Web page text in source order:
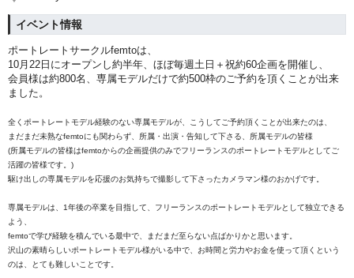
イベント情報
ポートレートサークルfemtoは、
10月22日にオープンし約半年、ほぼ毎週土日＋祝約60企画を開催し、
会員様は約800名、専属モデルだけで約500枠のご予約を頂くことが出来
ました。
全くポートレートモデル経験のない専属モデルが、こうしてご予約頂くことが出来たのは、
まだまだ未熟なfemtoにも関わらず、所属・出演・告知して下さる、所属モデルの皆様
(所属モデルの皆様はfemtoからの企画提供のみでフリーランスのポートレートモデルとしてご
活躍の皆様です。)
駆け出しの専属モデルを応援のお気持ちで撮影して下さったカメラマン様のおかげです。
専属モデルは、1年後の卒業を目指して、フリーランスのポートレートモデルとして独立できる
よう、
femtoで学び経験を積んでいる最中で、まだまだ至らない点ばかりかと思います。
沢山の素晴らしいポートレートモデル様がいる中で、お時間と労力やお金を使って頂くという
のは、とても難しいことです。